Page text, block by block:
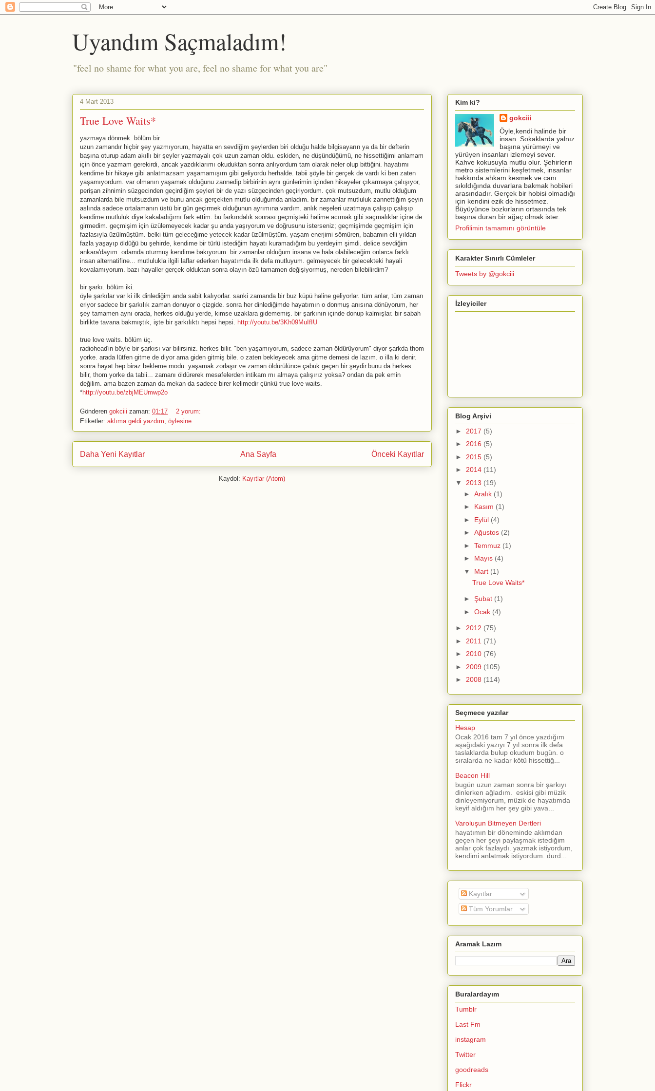
Uyandım Saçmaladım!
"feel no shame for what you are, feel no shame for what you are"
4 Mart 2013
True Love Waits*
yazmaya dönmek. bölüm bir.
uzun zamandır hiçbir şey yazmıyorum, hayatta en sevdiğim şeylerden biri olduğu halde bilgisayarın ya da bir defterin
başına oturup adam akıllı bir şeyler yazmayalı çok uzun zaman oldu. eskiden, ne düşündüğümü, ne hissettiğimi anlamam
için önce yazmam gerekirdi, ancak yazdıklarımı okuduktan sonra anlıyordum tam olarak neler olup bittiğini. hayatımı
kendime bir hikaye gibi anlatmazsam yaşamamışım gibi geliyordu herhalde. tabii şöyle bir gerçek de vardı ki ben zaten
yaşamıyordum. var olmanın yaşamak olduğunu zannedip birbirinin aynı günlerimin içinden hikayeler çıkarmaya çalışıyor,
perişan zihnimin süzgecinden geçirdiğim şeyleri bir de yazı süzgecinden geçiriyordum. çok mutsuzdum, mutlu olduğum
zamanlarda bile mutsuzdum ve bunu ancak gerçekten mutlu olduğumda anladım. bir zamanlar mutluluk zannettiğim şeyin
aslında sadece ortalamanın üstü bir gün geçirmek olduğunun ayrımına vardım. anlık neşeleri uzatmaya çalışıp çalışıp
kendime mutluluk diye kakaladığımı fark ettim. bu farkındalık sonrası geçmişteki halime acımak gibi saçmalıklar içine de
girmedim. geçmişim için üzülemeyecek kadar şu anda yaşıyorum ve doğrusunu isterseniz; geçmişimde geçmişim için
fazlasıyla üzülmüştüm. belki tüm geleceğime yetecek kadar üzülmüştüm. yaşam enerjimi sömüren, babamın elli yıldan
fazla yaşayıp öldüğü bu şehirde, kendime bir türlü istediğim hayatı kuramadığım bu yerdeyim şimdi. delice sevdiğim
ankara'dayım. odamda oturmuş kendime bakıyorum. bir zamanlar olduğum insana ve hala olabileceğim onlarca farklı
insan alternatifine... mutlulukla ilgili laflar ederken hayatımda ilk defa mutluyum. gelmeyecek bir gelecekteki hayali
kovalamıyorum. bazı hayaller gerçek olduktan sonra olayın özü tamamen değişiyormuş, nereden bilebilirdim?
bir şarkı. bölüm iki.
öyle şarkılar var ki ilk dinlediğim anda sabit kalıyorlar. sanki zamanda bir buz küpü haline geliyorlar. tüm anlar, tüm zaman
eriyor sadece bir şarkılık zaman donuyor o çizgide. sonra her dinlediğimde hayatımın o donmuş anısına dönüyorum, her
şey tamamen aynı orada, herkes olduğu yerde, kimse uzaklara gidememiş. bir şarkının içinde donup kalmışlar. bir sabah
birlikte tavana bakmıştık, işte bir şarkılıktı hepsi hepsi. http://youtu.be/3Kh09MuIfIU
true love waits. bölüm üç.
radiohead'in böyle bir şarkısı var bilirsiniz. herkes bilir. "ben yaşamıyorum, sadece zaman öldürüyorum" diyor şarkda thom
yorke. arada lütfen gitme de diyor ama giden gitmiş bile. o zaten bekleyecek ama gitme demesi de lazım. o illa ki denir.
sonra hayat hep biraz bekleme modu. yaşamak zorlaşır ve zaman öldürülünce çabuk geçen bir şeydir.bunu da herkes
bilir, thom yorke da tabii... zamanı öldürerek mesafelerden intikam mı almaya çalışırız yoksa? ondan da pek emin
değilim. ama bazen zaman da mekan da sadece birer kelimedir çünkü true love waits.
*http://youtu.be/zbjMEUmwp2o
Gönderen gokciii zaman: 01:17
2 yorum:
Etiketler: aklıma geldi yazdım öylesine
Daha Yeni Kayıtlar Önceki Kayıtlar
Ana Sayfa
Kaydol: Kayıtlar (Atom)
Kim ki?
gokciii
Öyle,kendi halinde bir
insan. Sokaklarda yalnız
başına yürümeyi ve
yürüyen insanları izlemeyi sever.
Kahve kokusuyla mutlu olur. Şehirlerin
metro sistemlerini keşfetmek, insanlar
hakkında ahkam kesmek ve canı
sıkıldığında duvarlara bakmak hobileri
arasındadır. Gerçek bir hobisi olmadığı
için kendini ezik de hissetmez.
Büyüyünce bozkırların ortasında tek
başına duran bir ağaç olmak ister.
Profilimin tamamını görüntüle
Karakter Sınırlı Cümleler
Tweets by @gokciii
İzleyiciler
Blog Arşivi
► 2017 (5)
► 2016 (5)
► 2015 (5)
► 2014 (11)
▼ 2013 (19)
► Aralık (1)
► Kasım (1)
► Eylül (4)
► Ağustos (2)
► Temmuz (1)
► Mayıs (4)
▼ Mart (1)
True Love Waits*
► Şubat (1)
► Ocak (4)
► 2012 (75)
► 2011 (71)
► 2010 (76)
► 2009 (105)
► 2008 (114)
Seçmece yazılar
Hesap
Ocak 2016 tam 7 yıl önce yazdığım
aşağıdaki yazıyı 7 yıl sonra ilk defa
taslaklarda bulup okudum bugün. o
sıralarda ne kadar kötü hissettiğ...
Beacon Hill
bugün uzun zaman sonra bir şarkıyı
dinlerken ağladım. eskisi gibi müzik
dinleyemiyorum, müzik de hayatımda
keyif aldığım her şey gibi yava...
Varoluşun Bitmeyen Dertleri
hayatımın bir döneminde aklımdan
geçen her şeyi paylaşmak istediğim
anlar çok fazlaydı. yazmak istiyordum,
kendimi anlatmak istiyordum. durd...
Kayıtlar
Tüm Yorumlar
Aramak Lazım
Buralardayım
Tumblr
Last Fm
instagram
Twitter
goodreads
Flickr